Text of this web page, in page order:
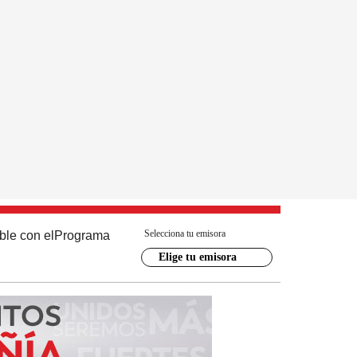
con el Programa Selecciona tu emisora
Elige tu emisora